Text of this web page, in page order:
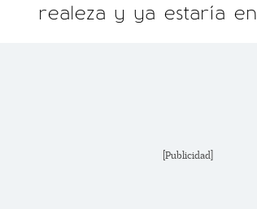
realeza y ya estaría
[Publicidad]